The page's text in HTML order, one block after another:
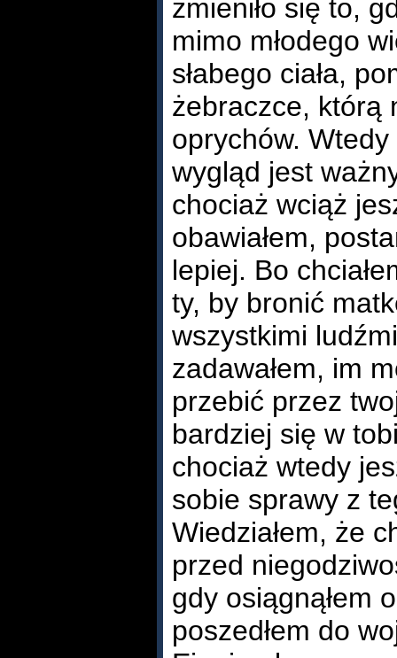
zmieniło się to,
mimo młodego
słabego ciała,
żebraczce, którą
oprychów.
wygląd jest
chociaż wciąż
obawiałem,
lepiej. Bo
ty, by bronić
wszystkimi
zadawałem, im
przebić przez
bardziej się w
chociaż wtedy
sobie sprawy z
Wiedziałem, że
przed
gdy osiągnąłem
poszedłem do